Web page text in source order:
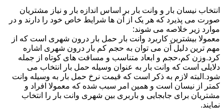
انتخاب نیسان بار و وانت بار بر اساس اندازه بار و نیاز مشتریان
صورت می پذیرد که هر یک از آن ها شرایط خاص خود را دارند و در
موارد زیر خلاصه می شوند:
معمولا بیشترین کاربرد وانت بار حمل بار درون شهری است که از
مهم ترین دلیل آن می توان به حجم کم بار درون شهری اشاره
کرد.وزن کم،حجم و ابعاد متناسب و مسافت های کوتاه از جمله
دلایلی است که وانت بار به عنوان وسیله حمل بار انتخاب می
شود.البته لازم به ذکر است که قیمت نرخ حمل بار به وسیله وانت
کمتر از نیسان است و همین امر سبب شده که معمولا افراد و
مشتریان برای جابجایی و باربری بین شهری وانت بار را انتخاب
نمایند.